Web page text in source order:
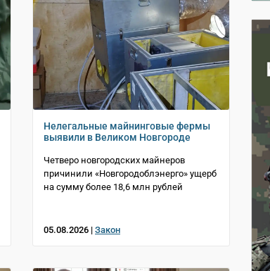
Нелегальные майнинговые фермы
выявили в Великом Новгороде
Четверо новгородских майнеров
причинили «Новгородоблэнерго» ущерб
на сумму более 18,6 млн рублей
05.08.2026 | Закон